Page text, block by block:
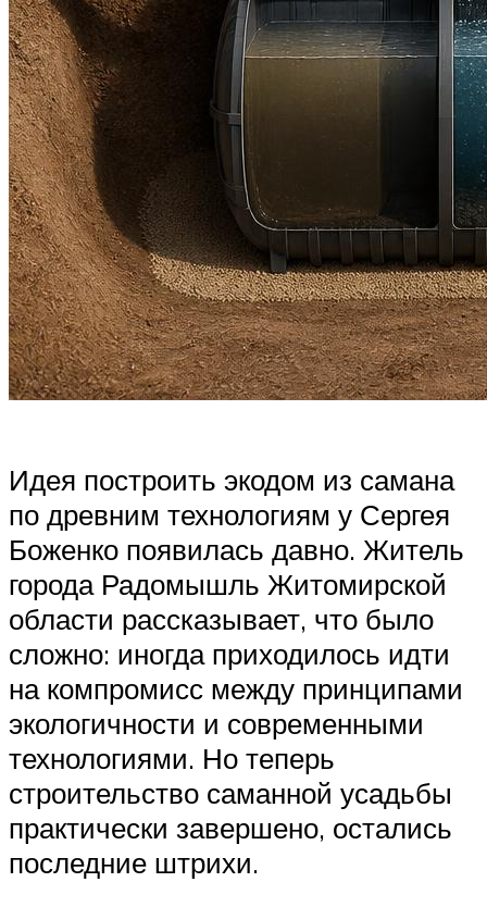
Идея построить экодом из самана
по древним технологиям у Сергея
Боженко появилась давно. Житель
города Радомышль Житомирской
области рассказывает, что было
сложно: иногда приходилось идти
на компромисс между принципами
экологичности и современными
технологиями. Но теперь
строительство саманной усадьбы
практически завершено, остались
последние штрихи.